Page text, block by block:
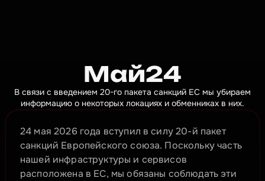
Май24
В связи с введением 20-го пакета санкций ЕС мы убираем
информацию о некоторых локациях и обменниках в них.
24 мая 2026 года вступил в силу 20-й пакет
санкций Европейского союза. Поскольку часть
нашей инфраструктуры и сервисов
расположена в ЕС, мы обязаны соблюдать эти